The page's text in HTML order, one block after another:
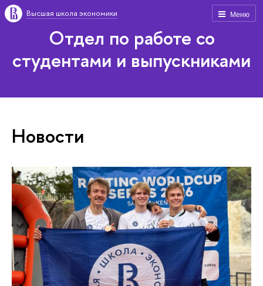
Меню
Высшая школа экономики
Отдел по работе со
студентами и выпускниками
Новости